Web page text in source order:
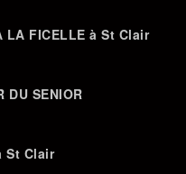
LA FICELLE à St Clair
DU SENIOR
St Clair